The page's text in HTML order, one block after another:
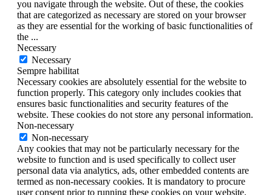
you navigate through the website. Out of these, the cookies
that are categorized as necessary are stored on your browser
as they are essential for the working of basic functionalities of
the ...
Necessary
Necessary
Sempre habilitat
Necessary cookies are absolutely essential for the website to
function properly. This category only includes cookies that
ensures basic functionalities and security features of the
website. These cookies do not store any personal information.
Non-necessary
Non-necessary
Any cookies that may not be particularly necessary for the
website to function and is used specifically to collect user
personal data via analytics, ads, other embedded contents are
termed as non-necessary cookies. It is mandatory to procure
user consent prior to running these cookies on your website.